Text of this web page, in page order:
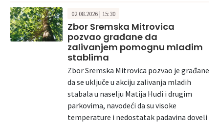
02.08.2026 | 15:30
Zbor Sremska Mitrovica
pozvao građane da
zalivanjem pomognu mladim
stablima
Zbor Sremska Mitrovica pozvao je građane
da se uključe u akciju zalivanja mladih
stabala u naselju Matija Huđi i drugim
parkovima, navodeći da su visoke
temperature i nedostatak padavina doveli